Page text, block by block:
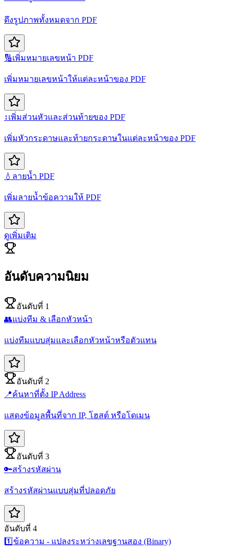
ดึงรูปภาพทั้งหมดจาก PDF
🔢เพิ่มหมายเลขหน้า PDF
เพิ่มหมายเลขหน้าให้แต่ละหน้าของ PDF
↕️เพิ่มส่วนหัวและส่วนท้ายของ PDF
เพิ่มหัวกระดาษและท้ายกระดาษในแต่ละหน้าของ PDF
💧 ลายน้ำ PDF
เพิ่มลายน้ำข้อความให้ PDF
ดูเพิ่มเติม
อันดับความนิยม
อันดับที่ 1
👥แบ่งทีม & เลือกหัวหน้า
แบ่งทีมแบบสุ่มและเลือกหัวหน้าหรือตัวแทน
อันดับที่ 2
📍ค้นหาที่ตั้ง IP Address
แสดงข้อมูลพื้นที่จาก IP, โฮสต์ หรือโดเมน
อันดับที่ 3
🔑สร้างรหัสผ่าน
สร้างรหัสผ่านแบบสุ่มที่ปลอดภัย
อันดับที่ 4
1️⃣ข้อความ - แปลงระหว่างเลขฐานสอง (Binary)